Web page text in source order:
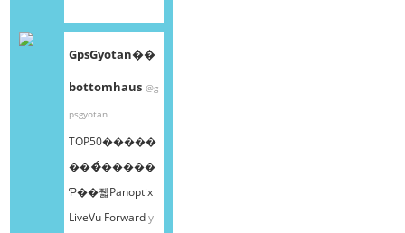
GpsGyotan��
bottomhaus @g
psgyotan
TOP50�����
���ͤ�����
Ƥ��줿Panoptix
LiveVu Forwardy